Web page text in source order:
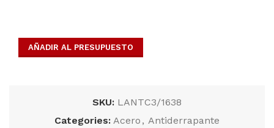
AÑADIR AL PRESUPUESTO
SKU: LANTC3/1638
Categories: Acero , Antiderrapante